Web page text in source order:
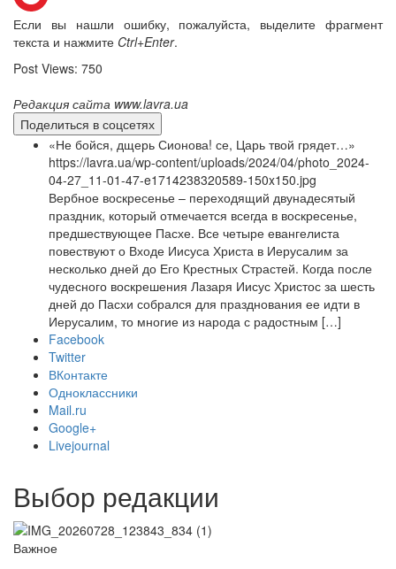
Если вы нашли ошибку, пожалуйста, выделите фрагмент
текста и нажмите Ctrl+Enter.
Post Views: 750
Редакция сайта www.lavra.ua
Поделиться в соцсетях
«Не бойся, дщерь Сионова! се, Царь твой грядет…»
https://lavra.ua/wp-content/uploads/2024/04/photo_2024-
04-27_11-01-47-e1714238320589-150x150.jpg
Вербное воскресенье – переходящий двунадесятый
праздник, который отмечается всегда в воскресенье,
предшествующее Пасхе. Все четыре евангелиста
повествуют о Входе Иисуса Христа в Иерусалим за
несколько дней до Его Крестных Страстей. Когда после
чудесного воскрешения Лазаря Иисус Христос за шесть
дней до Пасхи собрался для празднования ее идти в
Иерусалим, то многие из народа с радостным […]
Facebook
Twitter
ВКонтакте
Одноклассники
Mail.ru
Google+
Livejournal
Выбор редакции
Важное